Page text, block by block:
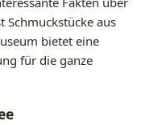
Schmuckstücke aus
bietet eine
für die ganze